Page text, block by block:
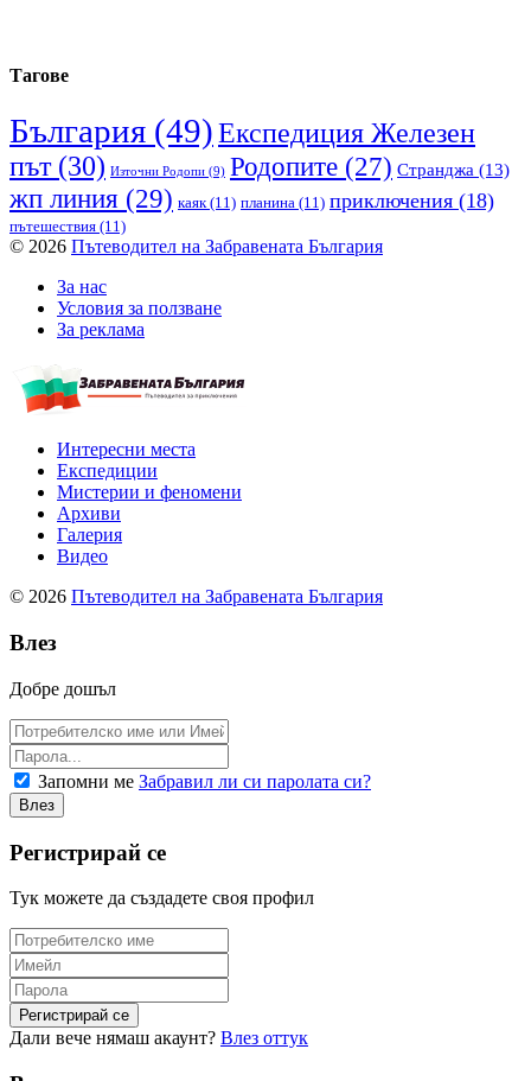
Тагове
България (49)Експедиция Железен
път(30) Източни Родопи (9) Родопите (27) Странджа (13)
жп линия (29) каяк(11) планина (11) приключения (18)
пътешествия (11)
© 2026 Пътеводител на Забравената България
За нас
Условия за ползване
За реклама
Интересни места
Експедиции
Мистерии и феномени
Архиви
Галерия
Видео
© 2026 Пътеводител на Забравената България
Влез
Добре дошъл
Запомни ме Забравил ли си паролата си?
Регистрирай се
Тук можете да създадете своя профил
Дали вече нямаш акаунт? Влез оттук